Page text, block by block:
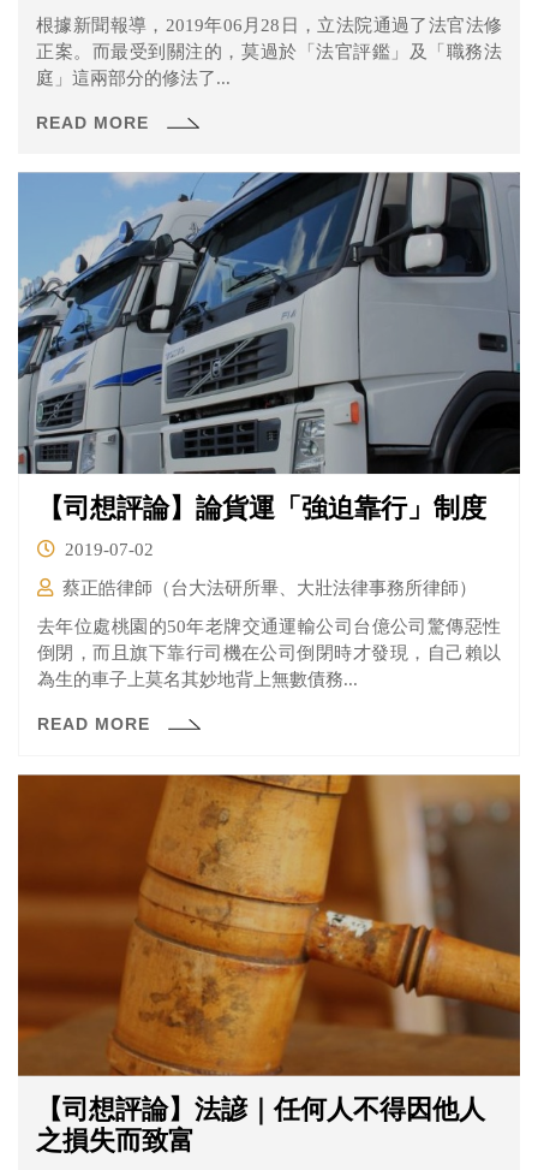
根據新聞報導，2019年06月28日，立法院通過了法官法修
正案。而最受到關注的，莫過於「法官評鑑」及「職務法
庭」這兩部分的修法了...
READ MORE
【司想評論】論貨運「強迫靠行」制度
2019-07-02
蔡正皓律師（台大法研所畢、大壯法律事務所律師）
去年位處桃園的50年老牌交通運輸公司台億公司驚傳惡性
倒閉，而且旗下靠行司機在公司倒閉時才發現，自己賴以
為生的車子上莫名其妙地背上無數債務...
READ MORE
【司想評論】法諺｜任何人不得因他人
之損失而致富